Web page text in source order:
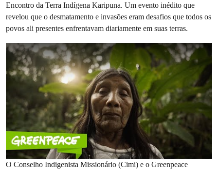
Encontro da Terra Indígena Karipuna. Um evento inédito que
revelou que o desmatamento e invasões eram desafios que todos os
povos ali presentes enfrentavam diariamente em suas terras.
O Conselho Indigenista Missionário (Cimi) e o Greenpeace